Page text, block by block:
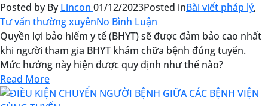
Posted by ByLincon 01/12/2023Posted inBài viết pháp lý,
Tư vấn thường xuyênNo Bình Luận
Quyền lợi bảo hiểm y tế (BHYT) sẽ được đảm bảo cao nhất
khi người tham gia BHYT khám chữa bệnh đúng tuyến.
Mức hưởng này hiện được quy định như thế nào?
Read More